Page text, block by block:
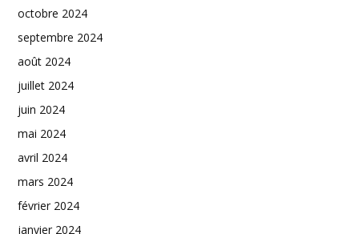
octobre 2024
septembre 2024
août 2024
juillet 2024
juin 2024
mai 2024
avril 2024
mars 2024
février 2024
janvier 2024